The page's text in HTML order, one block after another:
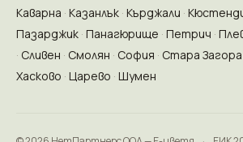
Каварна Казанлък Кърджали
Пазарджик Панагюрище Петрич
Сливен Смолян София Стара Загора
Хасково Царево Шумен